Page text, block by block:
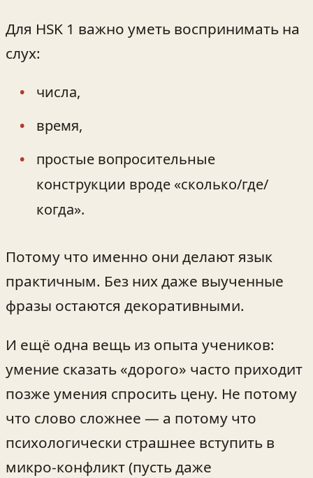
Для HSK 1 важно уметь воспринимать на
слух:
числа,
время,
простые вопросительные
конструкции вроде «сколько/где/
когда».
Потому что именно они делают язык
практичным. Без них даже выученные
фразы остаются декоративными.
И ещё одна вещь из опыта учеников:
умение сказать «дорого» часто приходит
позже умения спросить цену. Не потому
что слово сложнее — а потому что
психологически страшнее вступить в
микро-конфликт (пусть даже